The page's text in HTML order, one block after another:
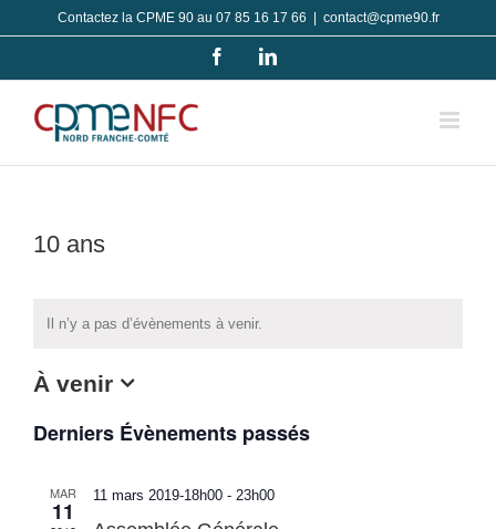
au
Contactez la CPME 90 au 07 85 16 17 66 contact@cpme90.fr
FacebookLinkedIn
10 ans
Il n’y a pas d’évènements à venir.
À venir
une
Derniers Évènements passés
MAR
11
11 mars 2019-18h00 - 23h00